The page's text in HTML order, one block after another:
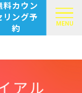
料カウン
リング予
約
MENU